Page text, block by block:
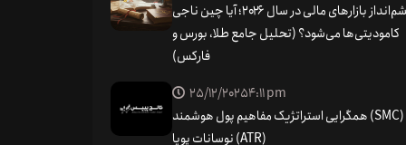
سطوح احتمالی حمایت و مقاومت استفاده می‌کنند. به
که در آنجا قیمت احتمالاً می‌تواند تغییر جهت
از نقاط چرخش قیمت مستلزم برخورداری از بصیرت
چشم‌انداز بازارهای مالی در سال ۲۰۲۶؛ آیا چین ناجی
کامودیتی‌ها می‌شود؟ (تحلیل جامع طلا، بورس و
فارکس)
25/12/20254:11 pm
همگرایی استراتژیک مفاهیم پول هوشمند (SMC) و
نوسانات پویا (ATR)